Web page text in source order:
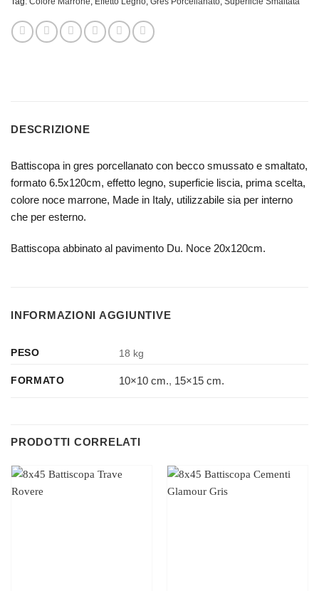
DESCRIZIONE
Battiscopa in gres porcellanato con becco smussato e smaltato,
formato 6.5x120cm, effetto legno, superficie liscia, prima scelta,
colore noce marrone, Made in Italy, utilizzabile sia per interno
che per esterno.
Battiscopa abbinato al pavimento Du. Noce 20x120cm.
INFORMAZIONI AGGIUNTIVE
PESO 18 kg
FORMATO 10×10 cm., 15×15 cm.
PRODOTTI CORRELATI